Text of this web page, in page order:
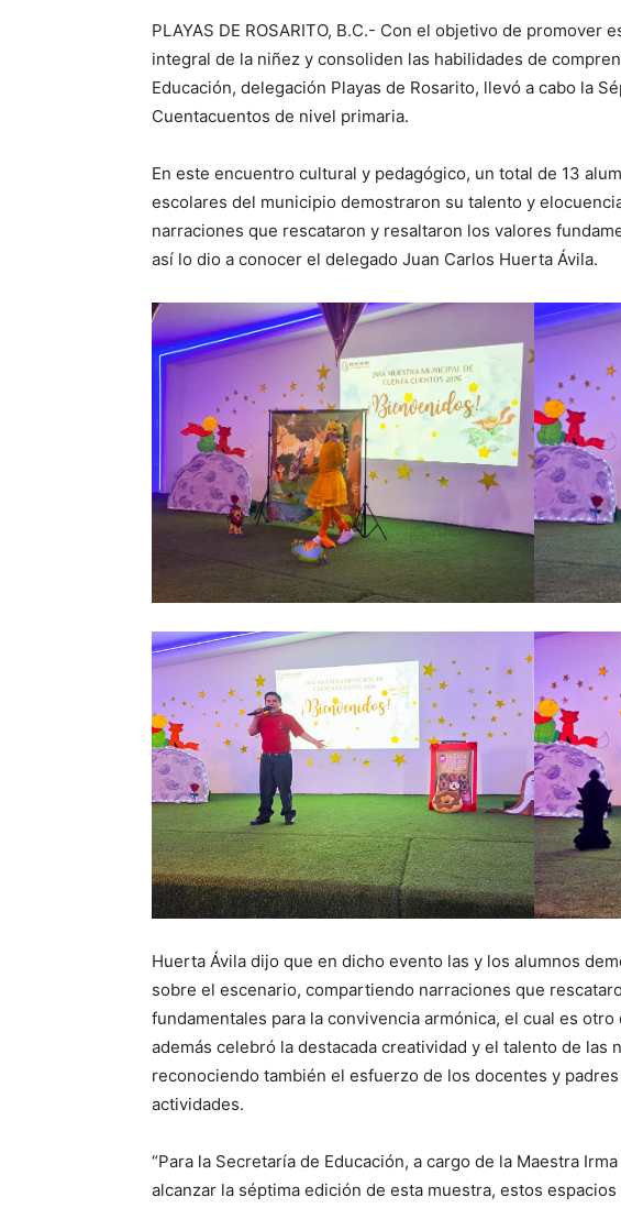
PLAYAS DE ROSARITO, B.C.- Con el objetivo de promover
integral de la niñez y consoliden las habilidades de
Educación, delegación Playas de Rosarito, llevó a cabo la
Cuentacuentos de nivel primaria.
En este encuentro cultural y pedagógico, un total de 13
escolares del municipio demostraron su talento y
narraciones que rescataron y resaltaron los valores
así lo dio a conocer el delegado Juan Carlos Huerta Ávila.
Huerta Ávila dijo que en dicho evento las y los alumnos
sobre el escenario, compartiendo narraciones que
fundamentales para la convivencia armónica, el cual es
además celebró la destacada creatividad y el talento de las
reconociendo también el esfuerzo de los docentes y
actividades.
“Para la Secretaría de Educación, a cargo de la Maestra
alcanzar la séptima edición de esta muestra, estos